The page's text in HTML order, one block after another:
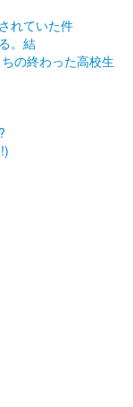
れていた件
。結
の終わった高校生